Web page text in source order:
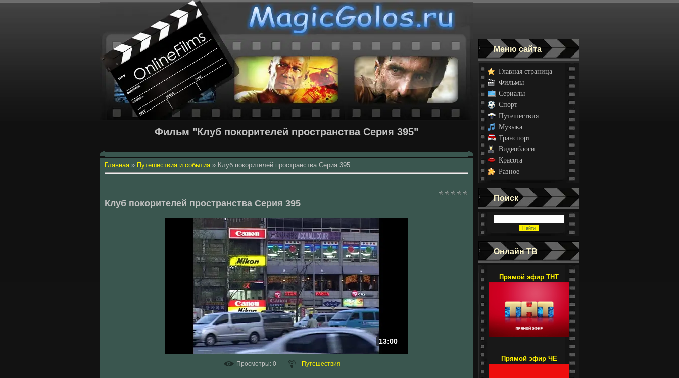
Фильм "Клуб покорителей пространства Серия 395"
Главная » Путешествия и события » Клуб покорителей пространства Серия 395
Клуб покорителей пространства Серия 395
13:00
Просмотры: 0 Путешествия
Меню сайта
Главная страница
Фильмы
Сериалы
Спорт
Путешествия
Музыка
Транспорт
Видеоблоги
Красота
Разное
Поиск
Онлайн ТВ
Прямой эфир ТНТ
Прямой эфир ЧЕ